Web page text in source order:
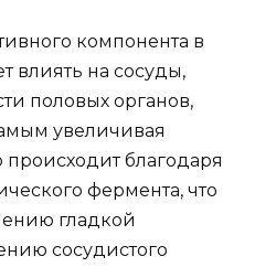
компонента в
влиять на сосуды,
половых органов,
увеличивая
благодаря
фермента, что
гладкой
сосудистого